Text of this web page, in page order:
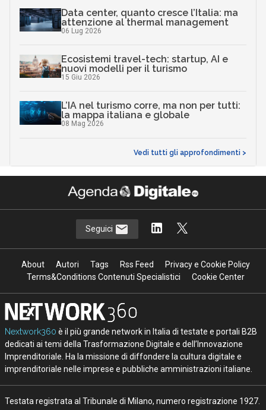
Data center, quanto cresce l’Italia: ma
attenzione al thermal management
06 Lug 2026
Ecosistemi travel-tech: startup, AI e
nuovi modelli per il turismo
15 Giu 2026
L’IA nel turismo corre, ma non per tutti:
la mappa italiana e globale
08 Mag 2026
Vedi tutti gli approfondimenti >
Seguici
About Autori Tags Rss Feed
Privacy e Cookie Policy
Terms&Conditions Contenuti Specialistici
Cookie Center
Nextwork360 è il più grande network in Italia di testate e portali B2B
dedicati ai temi della Trasformazione Digitale e dell’Innovazione
Imprenditoriale. Ha la missione di diffondere la cultura digitale e
imprenditoriale nelle imprese e pubbliche amministrazioni italiane.
Testata registrata al Tribunale di Milano, numero registrazione 1927.